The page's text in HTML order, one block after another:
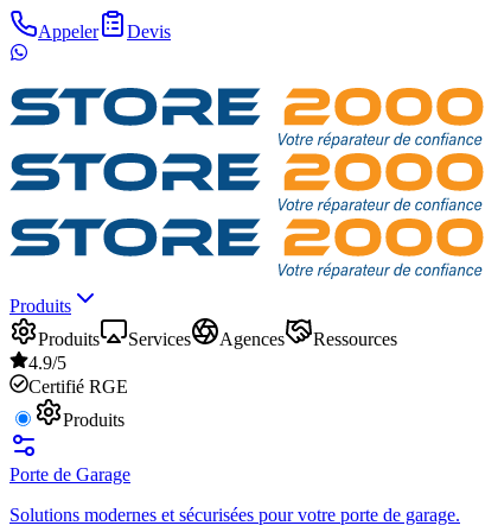
Appeler Devis
Produits
Produits
Services Agences
Ressources
4.9/5
Certifié RGE
Produits
Porte de Garage
Solutions modernes et sécurisées pour votre porte de garage.